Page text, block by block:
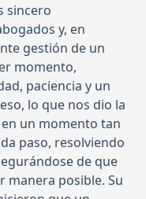
sincero
y, en
gestión de un
momento,
paciencia y un
lo que nos dio la
un momento tan
paso, resolviendo
de que
manera posible. Su